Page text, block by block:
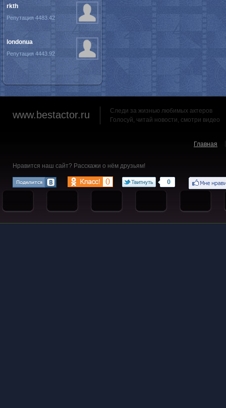
rkth
Репутация 4483.42
londonua
Репутация 4443.92
www.bestactor.ru
Следи за жизнью любимых актеров
Голосуй, читай новости, смотри видео
Главная
Нравится наш сайт? Расскажи о нём друзьям!